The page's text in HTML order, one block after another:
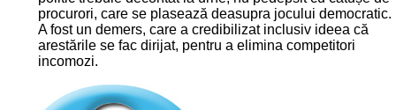
procurori, care se plasează deasupra jocului democratic.
A fost un demers, care a credibilizat inclusiv ideea că
arestările se fac dirijat, pentru a elimina competitori
incomozi.